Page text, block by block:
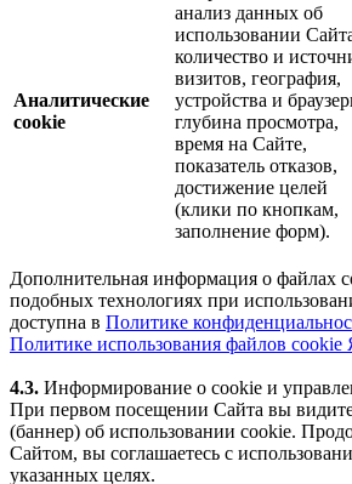
Аналитические
cookie
анализ данных об
использовании
количество и
визитов, география,
устройства и
глубина просмотра,
время на Сайте,
показатель отказов,
достижение целей
(клики по кнопкам,
заполнение форм).
Дополнительная информация о файлах
подобных технологиях при
доступна в Политике
Политике использования файлов cookie
4.3. Информирование о cookie и
При первом посещении Сайта вы
(баннер) об использовании cookie.
Сайтом, вы соглашаетесь с
указанных целях.